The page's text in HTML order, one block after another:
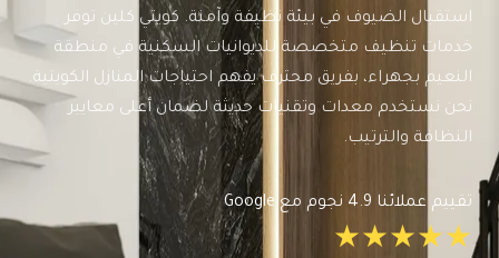
استقبال الضيوف في بيئة نظيفة وآمنة. كويتي كلين توفر
خدمات تنظيف متخصصة للديوانيات السكنية في منطقة
النعيم بجهراء، بفريق محترف يفهم احتياجات المنازل الكويتية.
نحن نستخدم معدات وتقنيات حديثة لضمان أعلى معايير
النظافة والترتيب.
تقييم عملائنا 4.9 نجوم مع Google
★★★★★